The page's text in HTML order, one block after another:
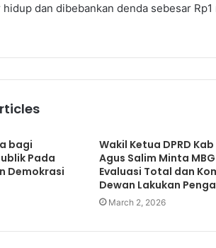
dan dibebankan denda sebesar
bagi
Pada
Demokrasi
Wakil Ketua DPRD
Agus Salim Minta
Evaluasi Total dan
Dewan Lakukan
March 2, 2026